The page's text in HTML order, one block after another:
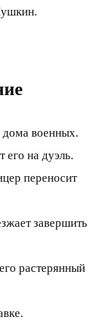
военных.
его на дуэль.
переносит
завершить
растерянный